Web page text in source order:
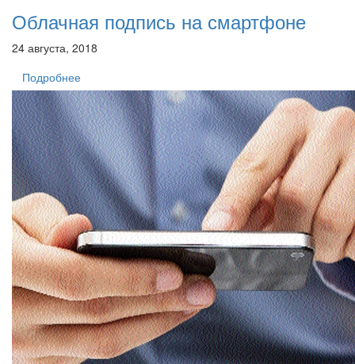
Облачная подпись на смартфоне
24 августа, 2018
Подробнее